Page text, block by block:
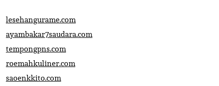
lesehangurame.com
ayambakar7saudara.com
tempongpns.com
roemahkuliner.com
saoenkkito.com